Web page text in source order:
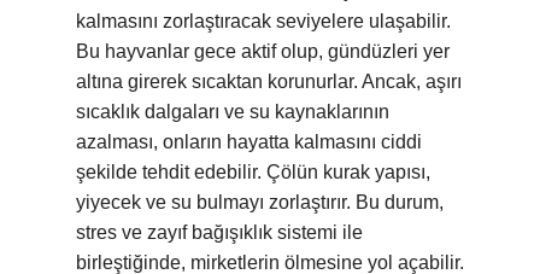
kalmasını zorlaştıracak seviyelere ulaşabilir.
Bu hayvanlar gece aktif olup, gündüzleri yer
altına girerek sıcaktan korunurlar. Ancak, aşırı
sıcaklık dalgaları ve su kaynaklarının
azalması, onların hayatta kalmasını ciddi
şekilde tehdit edebilir. Çölün kurak yapısı,
yiyecek ve su bulmayı zorlaştırır. Bu durum,
stres ve zayıf bağışıklık sistemi ile
birleştiğinde, mirketlerin ölmesine yol açabilir.